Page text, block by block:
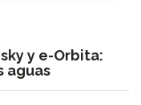
y e-Orbita:
aguas